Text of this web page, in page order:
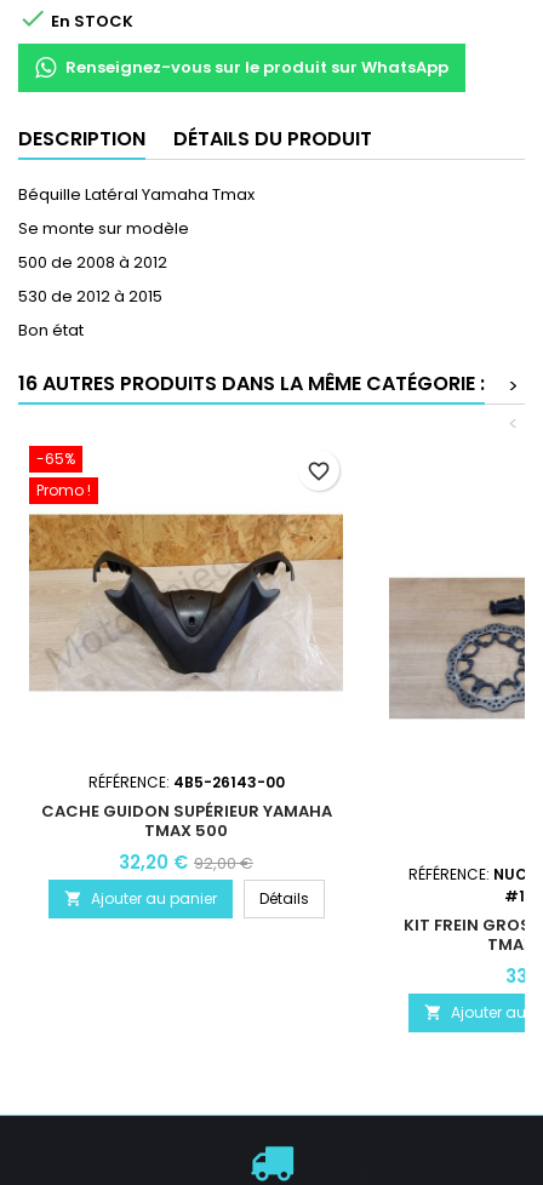
 En STOCK
Renseignez-vous sur le produit sur WhatsApp
DESCRIPTION DÉTAILS DU PRODUIT
Béquille Latéral Yamaha Tmax
Se monte sur modèle
500 de 2008 à 2012
530 de 2012 à 2015
Bon état
16 AUTRES PRODUITS DANS LA MÊME CATÉGORIE :
>
<
-65%
Promo !
RÉFÉRENCE: 4B5-26143-00
CACHE GUIDON SUPÉRIEUR YAMAHA
TMAX 500
32,20 € 92,00 €
 Ajouter au panier Détails
favorite_border
RÉFÉRENCE:
KIT FREIN GROS
TMAX
 Ajouter au